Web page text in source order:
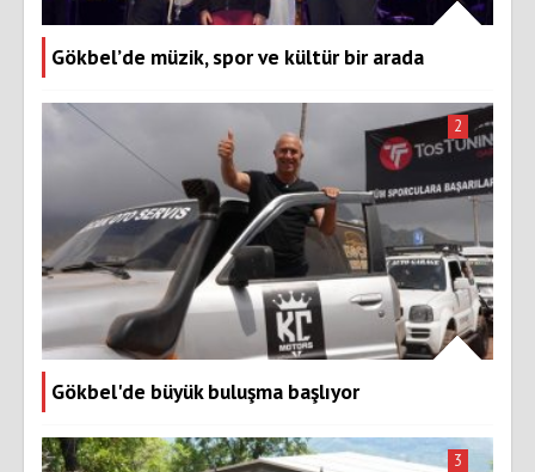
Gökbel’de müzik, spor ve kültür bir arada
Gökbel'de büyük buluşma başlıyor
2
3